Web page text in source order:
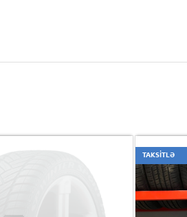
TAKSİTLƏ